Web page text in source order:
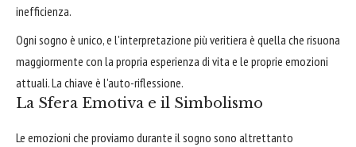
inefficienza.
Ogni sogno è unico, e l'interpretazione più veritiera è quella che risuona
maggiormente con la propria esperienza di vita e le proprie emozioni
attuali. La chiave è l'auto-riflessione.
La Sfera Emotiva e il Simbolismo
Le emozioni che proviamo durante il sogno sono altrettanto